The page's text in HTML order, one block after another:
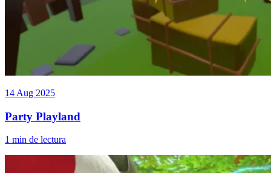
14 Aug 2025
Party Playland
1 min de lectura